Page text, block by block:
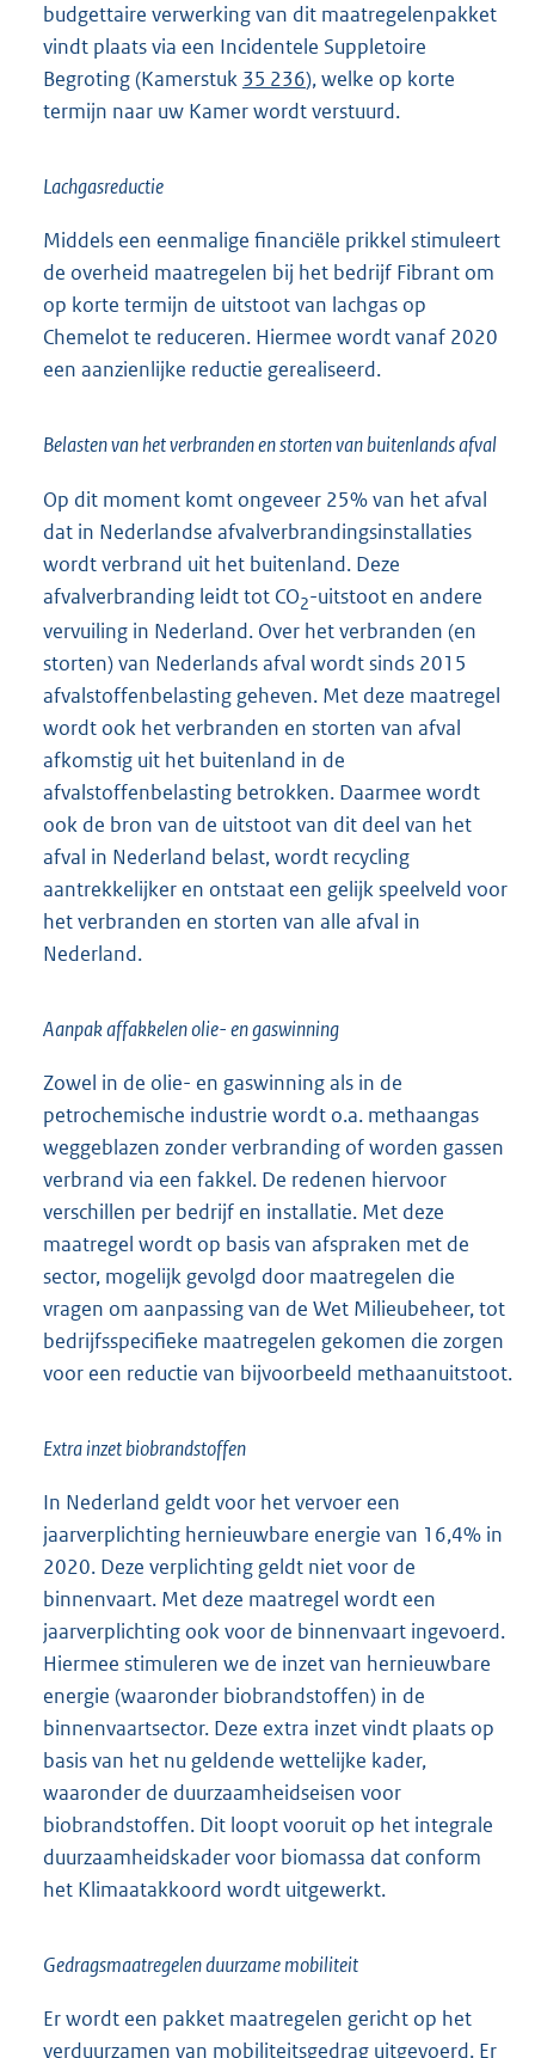
budgettaire verwerking van dit maatregelenpakket
vindt plaats via een Incidentele Suppletoire
Begroting (Kamerstuk 35 236), welke op korte
termijn naar uw Kamer wordt verstuurd.
Lachgasreductie
Middels een eenmalige financiële prikkel stimuleert
de overheid maatregelen bij het bedrijf Fibrant om
op korte termijn de uitstoot van lachgas op
Chemelot te reduceren. Hiermee wordt vanaf 2020
een aanzienlijke reductie gerealiseerd.
Belasten van het verbranden en storten van buitenlands afval
Op dit moment komt ongeveer 25% van het afval
dat in Nederlandse afvalverbrandingsinstallaties
wordt verbrand uit het buitenland. Deze
afvalverbranding leidt tot CO2-uitstoot en andere
vervuiling in Nederland. Over het verbranden (en
storten) van Nederlands afval wordt sinds 2015
afvalstoffenbelasting geheven. Met deze maatregel
wordt ook het verbranden en storten van afval
afkomstig uit het buitenland in de
afvalstoffenbelasting betrokken. Daarmee wordt
ook de bron van de uitstoot van dit deel van het
afval in Nederland belast, wordt recycling
aantrekkelijker en ontstaat een gelijk speelveld voor
het verbranden en storten van alle afval in
Nederland.
Aanpak affakkelen olie- en gaswinning
Zowel in de olie- en gaswinning als in de
petrochemische industrie wordt o.a. methaangas
weggeblazen zonder verbranding of worden gassen
verbrand via een fakkel. De redenen hiervoor
verschillen per bedrijf en installatie. Met deze
maatregel wordt op basis van afspraken met de
sector, mogelijk gevolgd door maatregelen die
vragen om aanpassing van de Wet Milieubeheer, tot
bedrijfsspecifieke maatregelen gekomen die zorgen
voor een reductie van bijvoorbeeld methaanuitstoot.
Extra inzet biobrandstoffen
In Nederland geldt voor het vervoer een
jaarverplichting hernieuwbare energie van 16,4% in
2020. Deze verplichting geldt niet voor de
binnenvaart. Met deze maatregel wordt een
jaarverplichting ook voor de binnenvaart ingevoerd.
Hiermee stimuleren we de inzet van hernieuwbare
energie (waaronder biobrandstoffen) in de
binnenvaartsector. Deze extra inzet vindt plaats op
basis van het nu geldende wettelijke kader,
waaronder de duurzaamheidseisen voor
biobrandstoffen. Dit loopt vooruit op het integrale
duurzaamheidskader voor biomassa dat conform
het Klimaatakkoord wordt uitgewerkt.
Gedragsmaatregelen duurzame mobiliteit
Er wordt een pakket maatregelen gericht op het
verduurzamen van mobiliteitsgedrag uitgevoerd. Er